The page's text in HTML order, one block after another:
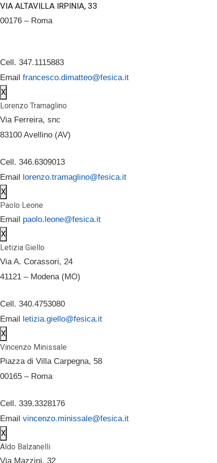
VIA ALTAVILLA IRPINIA, 33
00176 – Roma
Cell. 347.1115883
Email francesco.dimatteo@fesica.it
X
Lorenzo Tramaglino
Via Ferreira, snc
83100 Avellino (AV)
Cell. 346.6309013
Email lorenzo.tramaglino@fesica.it
X
Paolo Leone
Email paolo.leone@fesica.it
X
Letizia Giello
Via A. Corassori, 24
41121 – Modena (MO)
Cell. 340.4753080
Email letizia.giello@fesica.it
X
Vincenzo Minissale
Piazza di Villa Carpegna, 58
00165 – Roma
Cell. 339.3328176
Email vincenzo.minissale@fesica.it
X
Aldo Balzanelli
Via Mazzini, 32